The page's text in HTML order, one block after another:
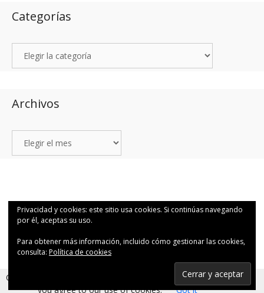
Categorías
Archivos
© 2026 1Q48 Fotografía para valientes por Canutosson.• Creado con
GeneratePress
Suscribirse
Privacidad y cookies: este sitio usa cookies. Si continúas navegando
por él, aceptas su uso.
Para obtener más información, incluido cómo gestionar las cookies,
consulta: Política de cookies
Cookies help us deliver our services. By using our services,
you agree to our use of cookies.
Got it